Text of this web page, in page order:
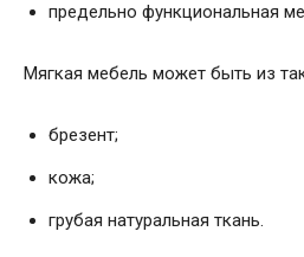
предельно функциональная
Мягкая мебель может быть из
брезент;
кожа;
грубая натуральная ткань.